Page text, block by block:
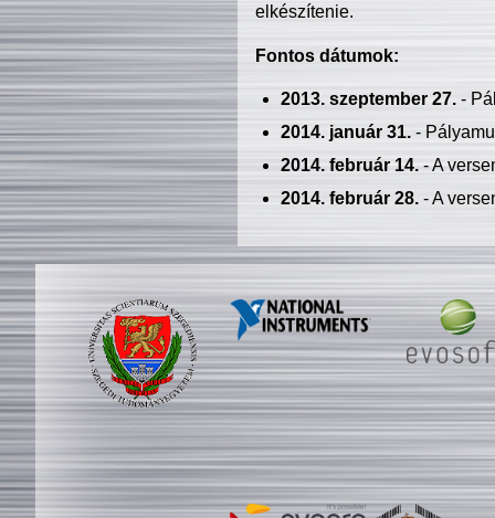
elkészítenie.
Fontos dátumok:
2013. szeptember 27.-
2014. január 31.-
2014. február 14.- A
2014. február 28.- A